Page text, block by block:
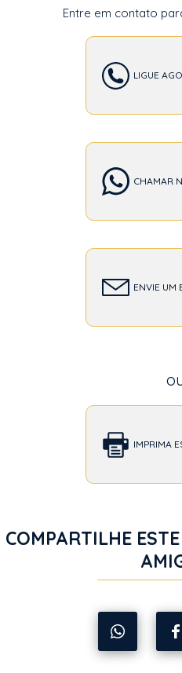
Entre em contato
LIGUE
CHAMAR
ENVIE UM
IMPRIMA
COMPARTILHE